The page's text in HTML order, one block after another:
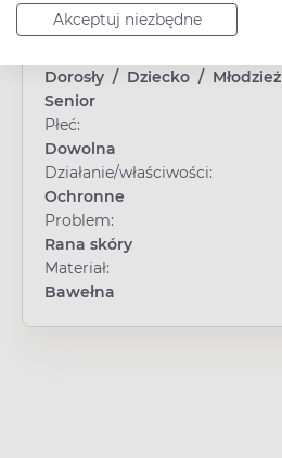
Akceptuj niezbędne
Typ produktu:
Wyrób medyczny
Dorosły / Dziecko / Młodzież
Senior
Płeć:
Dowolna
Działanie/właściwości:
Ochronne
Problem:
Rana skóry
Materiał:
Bawełna